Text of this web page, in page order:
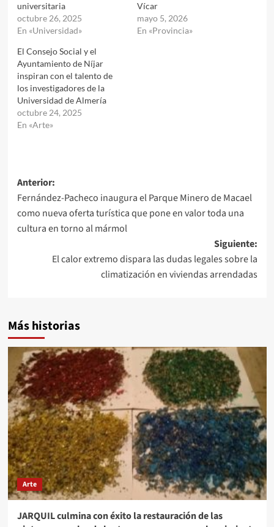
universitaria
octubre 26, 2025
En «Universidad»
Vícar
mayo 5, 2026
En «Provincia»
El Consejo Social y el
Ayuntamiento de Níjar
inspiran con el talento de
los investigadores de la
Universidad de Almería
octubre 24, 2025
En «Arte»
Navegación
de
entradas
Anterior:
Fernández-Pacheco inaugura el Parque Minero de Macael
como nueva oferta turística que pone en valor toda una
cultura en torno al mármol
Siguiente:
El calor extremo dispara las dudas legales sobre la
climatización en viviendas arrendadas
Más historias
Arte
JARQUIL culmina con éxito la restauración de las